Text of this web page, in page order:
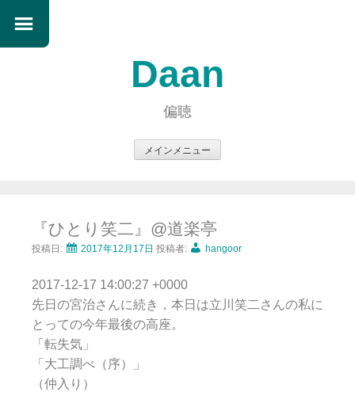
Daan
偏聴
メインメニュー
ン
ツ
ス
キ
ッ
プ
『ひとり笑二』@道楽亭
投稿日: 2017年12月17日 投稿者: hangoor
2017-12-17 14:00:27 +0000
先日の宮治さんに続き，本日は立川笑二さんの私に
とっての今年最後の高座。
「転失気」
「大工調べ（序）」
（仲入り）